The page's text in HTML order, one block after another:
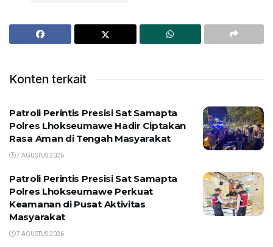
Konten terkait
Patroli Perintis Presisi Sat Samapta
Polres Lhokseumawe Hadir Ciptakan
Rasa Aman di Tengah Masyarakat
7 AGUSTUS 2026
Patroli Perintis Presisi Sat Samapta
Polres Lhokseumawe Perkuat
Keamanan di Pusat Aktivitas
Masyarakat
7 AGUSTUS 2026